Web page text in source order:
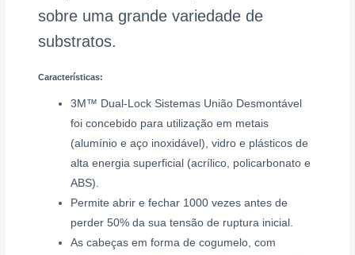
sobre uma grande variedade de
substratos.
Características:
3M™ Dual-Lock Sistemas União Desmontável
foi concebido para utilização em metais
(alumínio e aço inoxidável), vidro e plásticos de
alta energia superficial (acrílico, policarbonato e
ABS).
Permite abrir e fechar 1000 vezes antes de
perder 50% da sua tensão de ruptura inicial.
As cabeças em forma de cogumelo, com